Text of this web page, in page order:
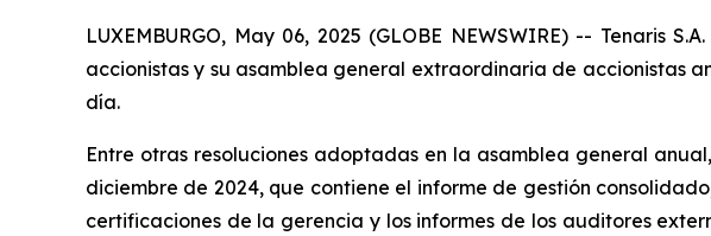
LUXEMBURGO, May 06, 2025 (GLOBE NEWSWIRE) -- Tenaris
accionistas y su asamblea general extraordinaria de accionistas
día.
Entre otras resoluciones adoptadas en la asamblea general
diciembre de 2024, que contiene el informe de gestión
certificaciones de la gerencia y los informes de los auditores